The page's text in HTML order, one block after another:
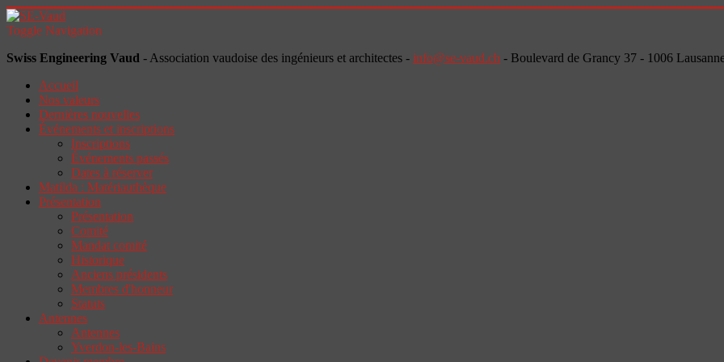
Toggle Navigation
Swiss Engineering Vaud - Association vaudoise des ingénieurs et architectes - info@se-vaud.ch - Boulevard de Grancy 37 - 1006
Accueil
Nos valeurs
Dernières nouvelles
Événements et inscriptions
Inscriptions
Événements passés
Dates à réserver
Matilda : Matériauthèque
Présentation
Présentation
Comité
Mandat comité
Historique
Anciens présidents
Membres d'honneur
Statuts
Antennes
Antennes
Yverdon-les-Bains